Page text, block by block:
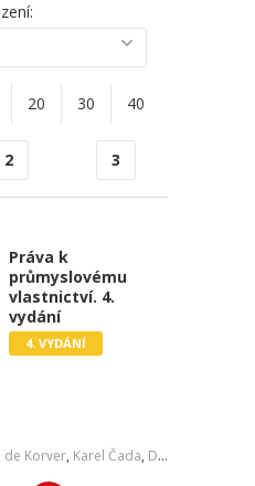
20 30 40
2 3
Práva k
průmyslovému
vlastnictví. 4.
vydání
4. VYDÁNÍ
de Korver, Karel Čada, Daniel Patěk